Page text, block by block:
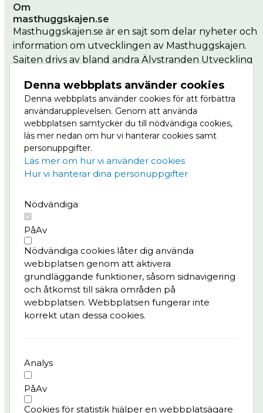
Denna webbplats använder cookies
Denna webbplats använder cookies för att förbättra
användarupplevelsen. Genom att använda
webbplatsen samtycker du till nödvändiga cookies,
läs mer nedan om hur vi hanterar cookies samt
personuppgifter.
Läs mer om hur vi använder cookies
Hur vi hanterar dina personuppgifter
Nödvändiga
PåAv
Nödvändiga cookies låter dig använda
webbplatsen genom att aktivera
grundläggande funktioner, såsom sidnavigering
och åtkomst till säkra områden på
webbplatsen. Webbplatsen fungerar inte
korrekt utan dessa cookies.
Analys
PåAv
Cookies för statistik hjälper en webbplatsägare
Om
masthuggskajen.se
Masthuggskajen.se är en sajt som delar nyheter och
information om utvecklingen av Masthuggskajen.
Sajten drivs av bland andra Älvstranden Utveckling
Masthuggkajen är en del av Vision Älvstaden,
Nordens största stadsutvecklingsprojekt där
centrala Göteborg ska växa till dubbel storlek, på
båda sidor om älven. Läs mer om Masthuggskajen
på Göteborg växer.
Projektet
Nyheter
Bygg- och trafikinfo
Konst & kultur
Frågor & svar
Integritetspolicy
Älvstranden Utveckling AB
pedro.batista@alvstranden.goteborg.se
Har du frågor till projektet?